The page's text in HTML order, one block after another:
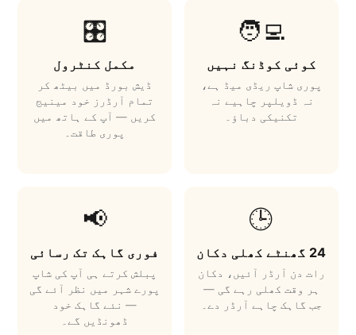
🧑‍💻
کوئی کوڈنگ نہیں
پوری شاپ ریڈی میڈ ہے،
نہ ڈویلپر چاہیے نہ
تکنیکی دباؤ۔
🎛️
مکمل کنٹرول
ڈیش بورڈ میں بیٹھ کر
تمام آرڈرز خود مینیج
کریں — آپ کے ہاتھ میں
پوری طاقت۔
🕒
24 گھنٹے کھلی دکان
رات دن آرڈر آئیں، دکان
ہر وقت کھلی رہے گی —
جب گاہک چاہے آرڈر دے۔
📢
فوری گاہک تک رسائی
پبلش کرتے ہی آپ کی شاپ
پورے شہر میں نظر آئے گی
— نئے گاہک خود
ڈھونڈیں گے۔